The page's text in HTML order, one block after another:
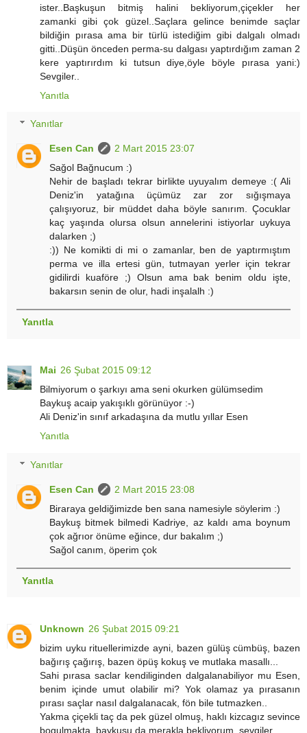
ister..Başkuşun bitmiş halini bekliyorum,çiçekler her
zamanki gibi çok güzel..Saçlara gelince benimde saçlar
bildiğin pırasa ama bir türlü istediğim gibi dalgalı olmadı
gitti..Düşün önceden perma-su dalgası yaptırdığım zaman 2
kere yaptırırdım ki tutsun diye,öyle böyle pırasa yani:)
Sevgiler..
Yanıtla
Yanıtlar
Esen Can
2 Mart 2015 23:07
Sağol Bağnucum :)
Nehir de başladı tekrar birlikte uyuyalım demeye :( Ali
Deniz'in yatağına üçümüz zar zor sığışmaya
çalışıyoruz, bir müddet daha böyle sanırım. Çocuklar
kaç yaşında olursa olsun annelerini istiyorlar uykuya
dalarken ;)
:)) Ne komikti di mi o zamanlar, ben de yaptırmıştım
perma ve illa ertesi gün, tutmayan yerler için tekrar
gidilirdi kuaföre ;) Olsun ama bak benim oldu işte,
bakarsın senin de olur, hadi inşalalh :)
Yanıtla
Mai 26 Şubat 2015 09:12
Bilmiyorum o şarkıyı ama seni okurken gülümsedim
Baykuş acaip yakışıklı görünüyor :-)
Ali Deniz'in sınıf arkadaşına da mutlu yıllar Esen
Yanıtla
Yanıtlar
Esen Can
2 Mart 2015 23:08
Biraraya geldiğimizde ben sana namesiyle söylerim :)
Baykuş bitmek bilmedi Kadriye, az kaldı ama boynum
çok ağrıor önüme eğince, dur bakalım ;)
Sağol canım, öperim çok
Yanıtla
Unknown 26 Şubat 2015 09:21
bizim uyku rituellerimizde ayni, bazen gülüş cümbüş, bazen
bağırış çağırış, bazen öpüş kokuş ve mutlaka masallı...
Sahi pırasa saclar kendiliginden dalgalanabiliyor mu Esen,
benim içinde umut olabilir mi? Yok olamaz ya pırasanın
pırası saçlar nasıl dalgalanacak, fön bile tutmazken..
Yakma çiçekli taç da pek güzel olmuş, haklı kizcagız sevince
bogulmakta, baykusu da merakla bekliyorum, sevgiler..